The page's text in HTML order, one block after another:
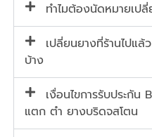
ทำไมต้องนัดหมายเป
เปลี่ยนยางที่ร้านไปแ
บ้าง
เงื่อนไขการรับประกั
แตก ตำ ยางบริดจสโตน